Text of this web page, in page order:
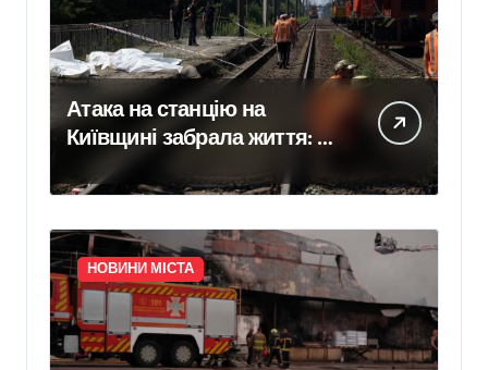
Атака на станцію на
Київщині забрала життя: в
чому потяги не зупиняють
рух під час ударів
НОВИНИ МІСТА